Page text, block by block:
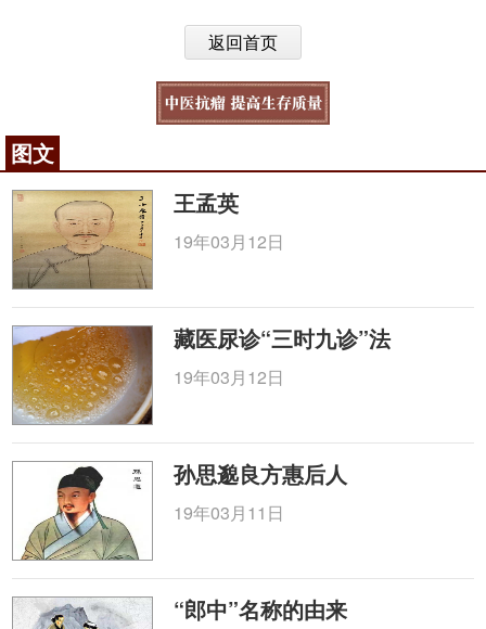
返回首页
图文
王孟英
19年03月12日
藏医尿诊“三时九诊”法
19年03月12日
孙思邈良方惠后人
19年03月11日
“郎中”名称的由来